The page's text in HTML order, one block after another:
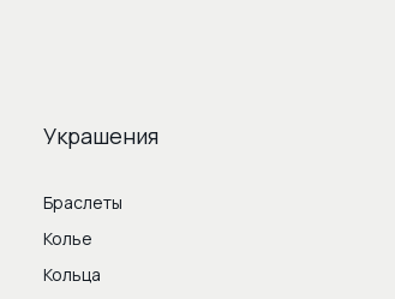
Украшения
Браслеты
Колье
Кольца